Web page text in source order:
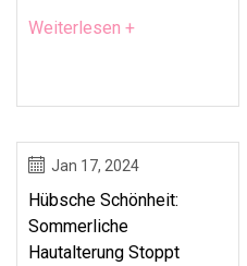
Weiterlesen +
Jan 17, 2024
Hübsche Schönheit:
Sommerliche
Hautalterung Stoppt